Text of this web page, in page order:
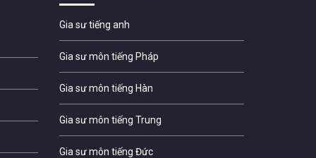
Gia sư tiếng anh
Gia sư môn tiếng Pháp
Gia sư môn tiếng Hàn
Gia sư môn tiếng Trung
Gia sư môn tiếng Đức